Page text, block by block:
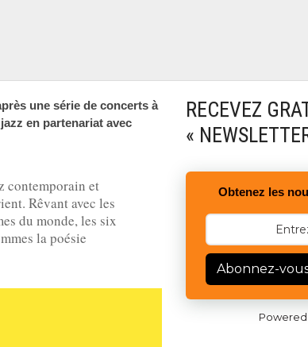
une série de concerts à
en partenariat avec
contemporain et
Rêvant avec les
du monde, les six
la poésie
RECEVEZ
«
Obtenez les
Abonnez-